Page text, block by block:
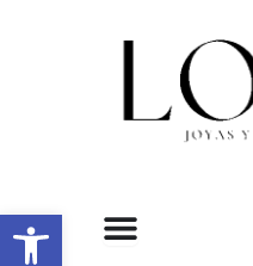
Abrir barra de herramientas